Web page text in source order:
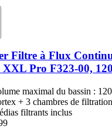
Filtre à Flux
Pro F323-​00,
maximal du bassin :
+ 3 chambres de filtration
filtrants inclus